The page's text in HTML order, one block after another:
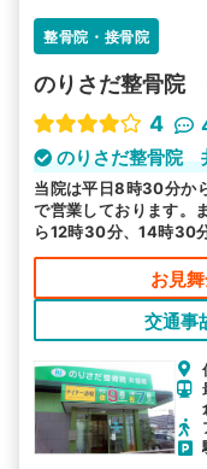
整骨院・接骨院
のりさだ整骨院
4
のりさだ整骨院
当院は平日8時30分か
で営業しております。
ら12時30分、14時30
通事故の対応のみ日曜
お見
交通事